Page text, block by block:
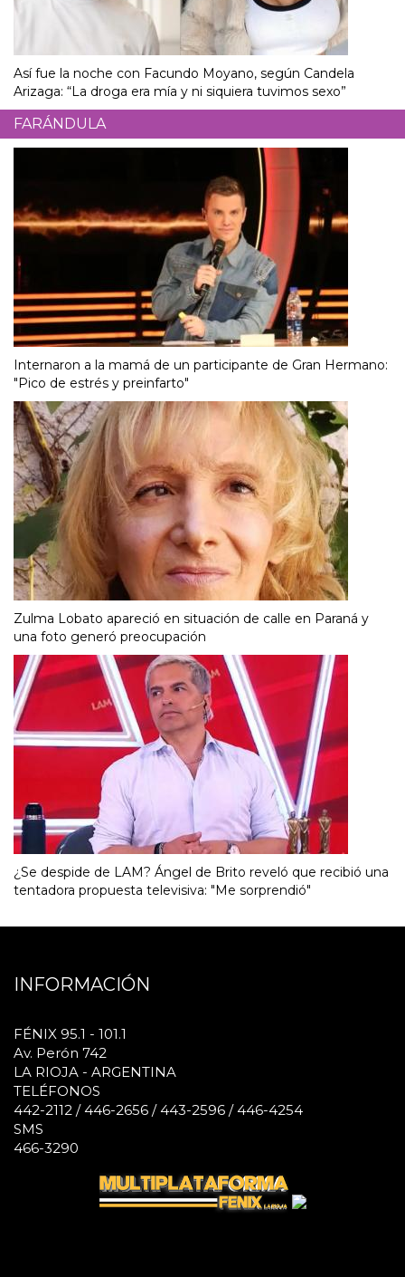
Así fue la noche con Facundo Moyano, según Candela
Arizaga: “La droga era mía y ni siquiera tuvimos sexo”
FARÁNDULA
Internaron a la mamá de un participante de Gran Hermano:
"Pico de estrés y preinfarto"
Zulma Lobato apareció en situación de calle en Paraná y
una foto generó preocupación
¿Se despide de LAM? Ángel de Brito reveló que recibió una
tentadora propuesta televisiva: "Me sorprendió"
INFORMACIÓN
FÉNIX 95.1 - 101.1
Av. Perón 742
LA RIOJA - ARGENTINA
TELÉFONOS
442-2112 / 446-2656 / 443-2596 / 446-4254
SMS
466-3290